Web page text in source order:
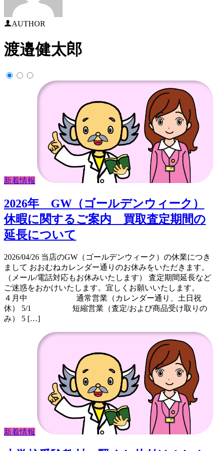
AUTHOR
渡邉健太郎
新着情報
2026年 GW（ゴールデンウィーク）
休暇に関するご案内 買取査定期間の
延長について
2026/04/26 当店のGW（ゴールデンウィーク）の休業につき
まして おおむねカレンダー通りのお休みをいただきます。
（メール/電話対応もお休みいたします） 査定期間延長など
ご迷惑をおかけいたします。宜しくお願いいたします。
４月中 通常営業（カレンダー通り、土日祝
休） 5/1 短縮営業（査定/および商品受け取りの
み） 5 […]
新着情報